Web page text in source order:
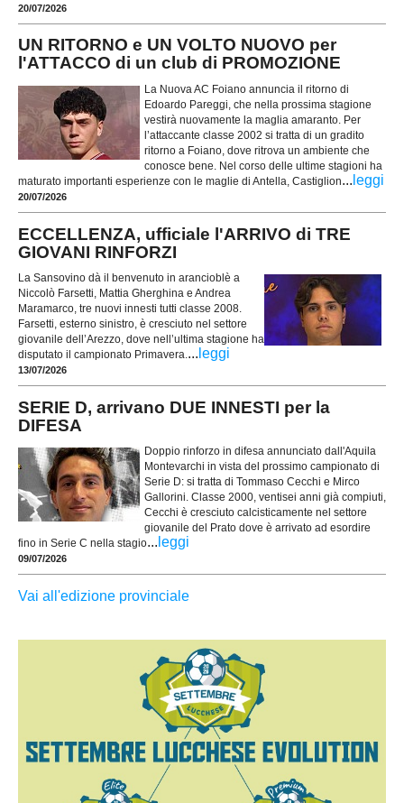
20/07/2026
UN RITORNO e UN VOLTO NUOVO per
l'ATTACCO di un club di PROMOZIONE
La Nuova AC Foiano annuncia il ritorno di
Edoardo Pareggi, che nella prossima stagione
vestirà nuovamente la maglia amaranto. Per
l’attaccante classe 2002 si tratta di un gradito
ritorno a Foiano, dove ritrova un ambiente che
conosce bene. Nel corso delle ultime stagioni ha
maturato importanti esperienze con le maglie di Antella, Castiglion... leggi
20/07/2026
ECCELLENZA, ufficiale l'ARRIVO di TRE
GIOVANI RINFORZI
La Sansovino dà il benvenuto in arancioblè a
Niccolò Farsetti, Mattia Gherghina e Andrea
Maramarco, tre nuovi innesti tutti classe 2008.
Farsetti, esterno sinistro, è cresciuto nel settore
giovanile dell’Arezzo, dove nell’ultima stagione ha
disputato il campionato Primavera.... leggi
13/07/2026
SERIE D, arrivano DUE INNESTI per la
DIFESA
Doppio rinforzo in difesa annunciato dall'Aquila
Montevarchi in vista del prossimo campionato di
Serie D: si tratta di Tommaso Cecchi e Mirco
Gallorini. Classe 2000, ventisei anni già compiuti,
Cecchi è cresciuto calcisticamente nel settore
giovanile del Prato dove è arrivato ad esordire
fino in Serie C nella stagio... leggi
09/07/2026
Vai all'edizione provinciale